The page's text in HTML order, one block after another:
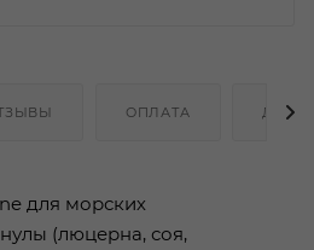
ОПЛАТА
для морских
(люцерна, соя,